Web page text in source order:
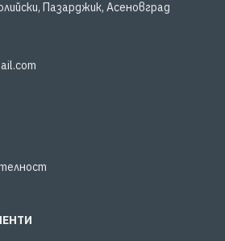
Пазарджик, Асеновград